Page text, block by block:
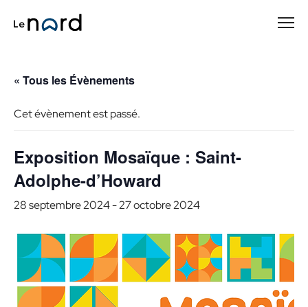
« Tous les Évènements
Cet évènement est passé.
Exposition Mosaïque : Saint-
Adolphe-d’Howard
28 septembre 2024-27 octobre 2024